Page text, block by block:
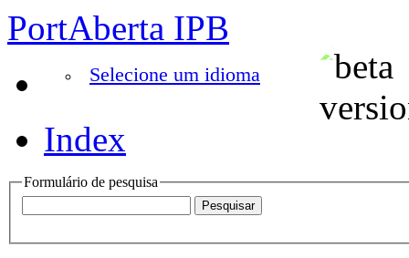
PortAberta IPB
Selecione um idioma
Index
Formulário de pesquisa